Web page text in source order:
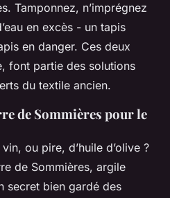
Tamponnez, n’imprégnez
en excès - un tapis
en danger. Ces deux
font partie des solutions
du textile ancien.
de Sommières pour le
ou pire, d’huile d’olive ?
de Sommières, argile
secret bien gardé des